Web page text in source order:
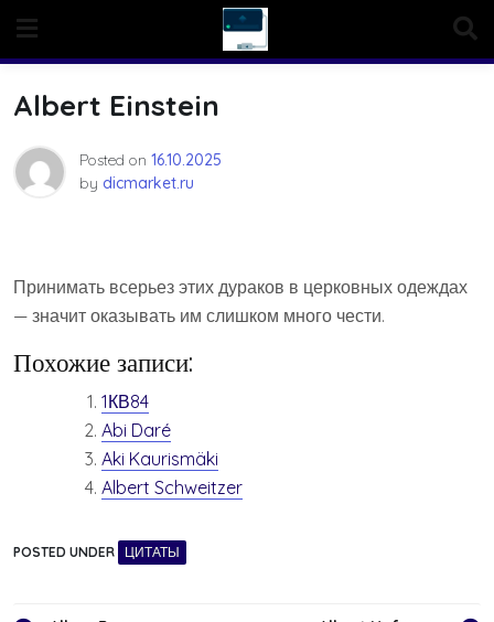
content
Albert Einstein
Posted on 16.10.2025
by dicmarket.ru
Принимать всерьез этих дураков в церковных одеждах
— значит оказывать им слишком много чести.
Похожие записи:
1КВ84
Abi Daré
Aki Kaurismäki
Albert Schweitzer
POSTED UNDER ЦИТАТЫ